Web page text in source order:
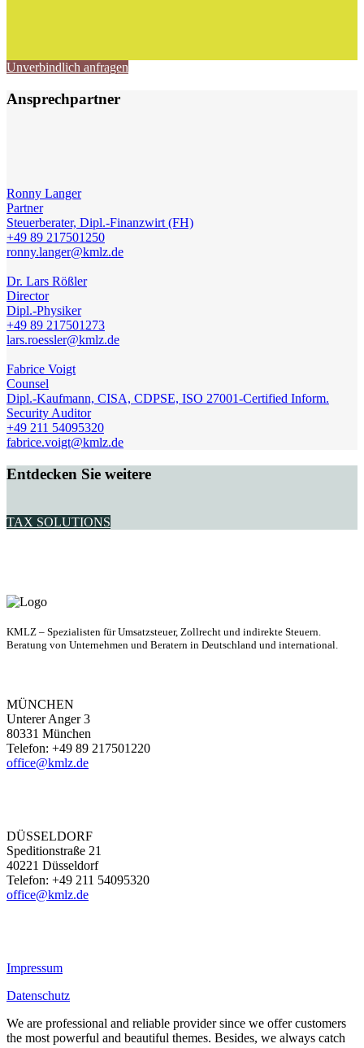
Unverbindlich anfragen
Ansprechpartner
Ronny Langer
Partner
Steuerberater, Dipl.-Finanzwirt (FH)
+49 89 217501250
ronny.langer@kmlz.de
Dr. Lars Rößler
Director
Dipl.-Physiker
+49 89 217501273
lars.roessler@kmlz.de
Fabrice Voigt
Counsel
Dipl.-Kaufmann, CISA, CDPSE, ISO 27001-Certified Inform.
Security Auditor
+49 211 54095320
fabrice.voigt@kmlz.de
Entdecken Sie weitere
TAX SOLUTIONS
KMLZ – Spezialisten für Umsatzsteuer, Zollrecht und indirekte Steuern.
Beratung von Unternehmen und Beratern in Deutschland und international.
MÜNCHEN
Unterer Anger 3
80331 München
Telefon: +49 89 217501220
office@kmlz.de
DÜSSELDORF
Speditionstraße 21
40221 Düsseldorf
Telefon: +49 211 54095320
office@kmlz.de
Impressum
Datenschutz
We are professional and reliable provider since we offer customers
the most powerful and beautiful themes. Besides, we always catch